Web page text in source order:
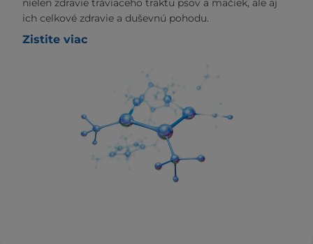
nielen zdravie tráviaceho traktu psov a mačiek, ale aj
ich celkové zdravie a duševnú pohodu.
Zistite viac